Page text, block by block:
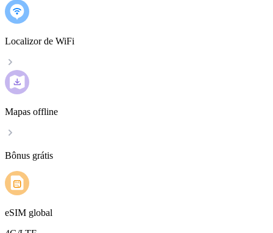
Localizor de WiFi
Mapas offline
Bônus grátis
eSIM global